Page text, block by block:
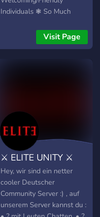
Individuals ❃ So Much
Visit Page
⚔ ELITE UNITY ⚔
Hey, wir sind ein netter
cooler Deutscher
Community Server :) , auf
unserem Server kannst du :